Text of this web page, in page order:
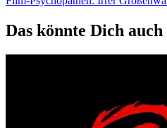
Das könnte Dich